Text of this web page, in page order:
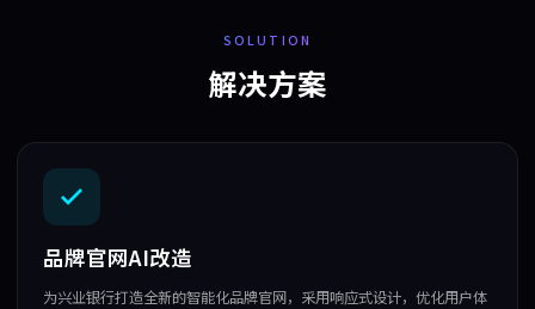
SOLUTION
解决方案
品牌官网AI改造
为兴业银行打造全新的智能化品牌官网，采用响应式设计，优化用户体